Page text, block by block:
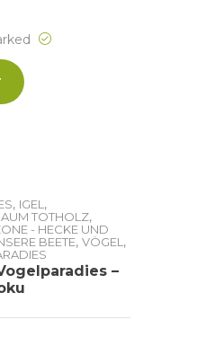
, IGEL ,
TOTHOLZ,
- HECKE UND
BEETE, VÖGEL ,
–